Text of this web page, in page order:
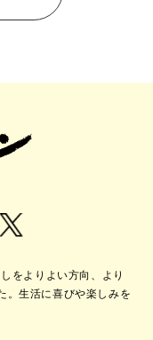
をよりよい方向、より
。生活に喜びや楽しみを